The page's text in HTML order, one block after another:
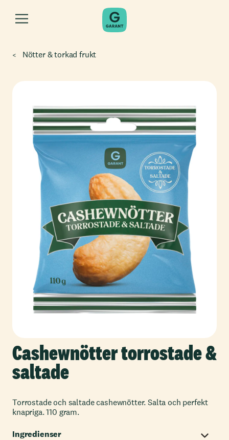
Nötter & torkad frukt
Cashewnötter torrostade &
saltade
Torrostade och saltade cashewnötter. Salta och perfekt
knapriga. 110 gram.
Ingredienser